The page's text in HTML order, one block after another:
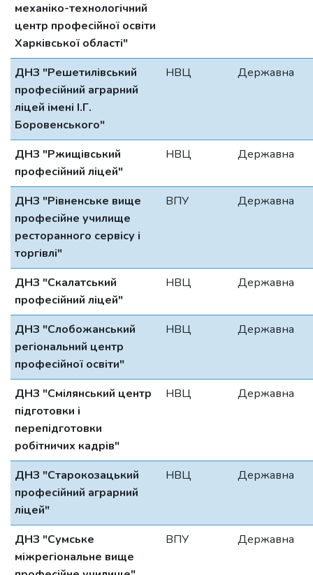
механіко-технологічний
центр професійної освіти
Харківської області"
ДНЗ "Решетилівський
професійний аграрний
ліцей імені І.Г.
Боровенського"
НВЦ Державна
ДНЗ "Ржищівський
професійний ліцей"
НВЦ Державна
ДНЗ "Рівненське вище
професійне училище
ресторанного сервісу і
торгівлі"
ВПУ Державна
ДНЗ "Скалатський
професійний ліцей"
НВЦ Державна
ДНЗ "Слобожанський
регіональний центр
професійної освіти"
НВЦ Державна
ДНЗ "Смілянський центр
підготовки і
перепідготовки
робітничих кадрів"
НВЦ Державна
ДНЗ "Старокозацький
професійний аграрний
ліцей"
НВЦ Державна
ДНЗ "Сумське
міжрегіональне вище
ВПУ Державна